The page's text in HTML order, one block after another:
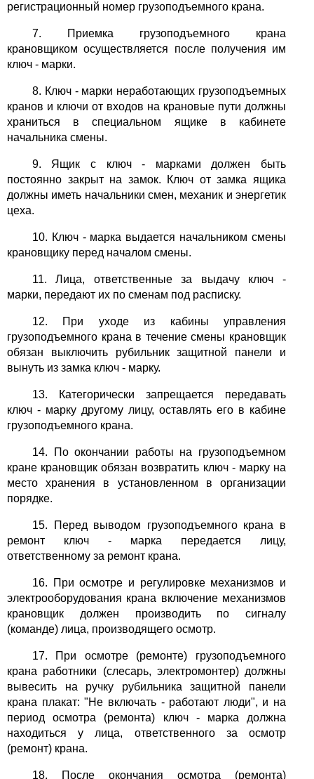
регистрационный номер грузоподъемного крана.
7. Приемка грузоподъемного крана
крановщиком осуществляется после получения им
ключ - марки.
8. Ключ - марки неработающих грузоподъемных
кранов и ключи от входов на крановые пути должны
храниться в специальном ящике в кабинете
начальника смены.
9. Ящик с ключ - марками должен быть
постоянно закрыт на замок. Ключ от замка ящика
должны иметь начальники смен, механик и энергетик
цеха.
10. Ключ - марка выдается начальником смены
крановщику перед началом смены.
11. Лица, ответственные за выдачу ключ -
марки, передают их по сменам под расписку.
12. При уходе из кабины управления
грузоподъемного крана в течение смены крановщик
обязан выключить рубильник защитной панели и
вынуть из замка ключ - марку.
13. Категорически запрещается передавать
ключ - марку другому лицу, оставлять его в кабине
грузоподъемного крана.
14. По окончании работы на грузоподъемном
кране крановщик обязан возвратить ключ - марку на
место хранения в установленном в организации
порядке.
15. Перед выводом грузоподъемного крана в
ремонт ключ - марка передается лицу,
ответственному за ремонт крана.
16. При осмотре и регулировке механизмов и
электрооборудования крана включение механизмов
крановщик должен производить по сигналу
(команде) лица, производящего осмотр.
17. При осмотре (ремонте) грузоподъемного
крана работники (слесарь, электромонтер) должны
вывесить на ручку рубильника защитной панели
крана плакат: "Не включать - работают люди", и на
период осмотра (ремонта) ключ - марка должна
находиться у лица, ответственного за осмотр
(ремонт) крана.
18. После окончания осмотра (ремонта)